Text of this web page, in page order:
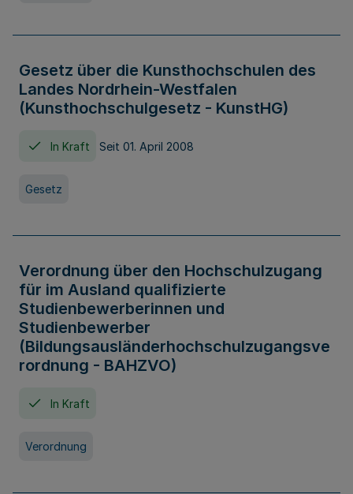
Gesetz über die Kunsthochschulen des
Landes Nordrhein-Westfalen
(Kunsthochschulgesetz - KunstHG)
In Kraft Seit 01. April 2008
Gesetz
Verordnung über den Hochschulzugang
für im Ausland qualifizierte
Studienbewerberinnen und
Studienbewerber
(Bildungsausländerhochschulzugangsve
rordnung - BAHZVO)
In Kraft
Verordnung